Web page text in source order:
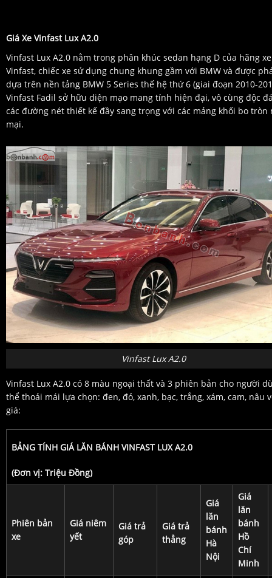
Giá Xe Vinfast Lux A2.0
Vinfast Lux A2.0 nằm trong phân khúc sedan hạng D của hãng xe
Vinfast, chiếc xe sử dụng chung khung gầm với BMW và được
dựa trên nền tảng BMW 5 Series thế hệ thứ 6 (giai đoạn 2010-
Vinfast Fadil sở hữu diện mạo mang tính hiện đại, vô cùng độc
các đường nét thiết kế đầy sang trọng với các mảng khối bo tròn
mại.
Vinfast Lux A2.0
Vinfast Lux A2.0 có 8 màu ngoại thất và 3 phiên bản cho người
thể thoải mái lựa chọn: đen, đỏ, xanh, bạc, trắng, xám, cam, nâu
giá:
BẢNG TÍNH GIÁ LĂN BÁNH VINFAST LUX A2.0
(Đơn vị: Triệu Đồng)
Phiên bản
xe
Giá niêm
yết
Giá trả
góp
Giá trả
thẳng
Giá
lăn
bánh
Hà
Nội
Giá
lăn
bánh
Hồ
Chí
Minh